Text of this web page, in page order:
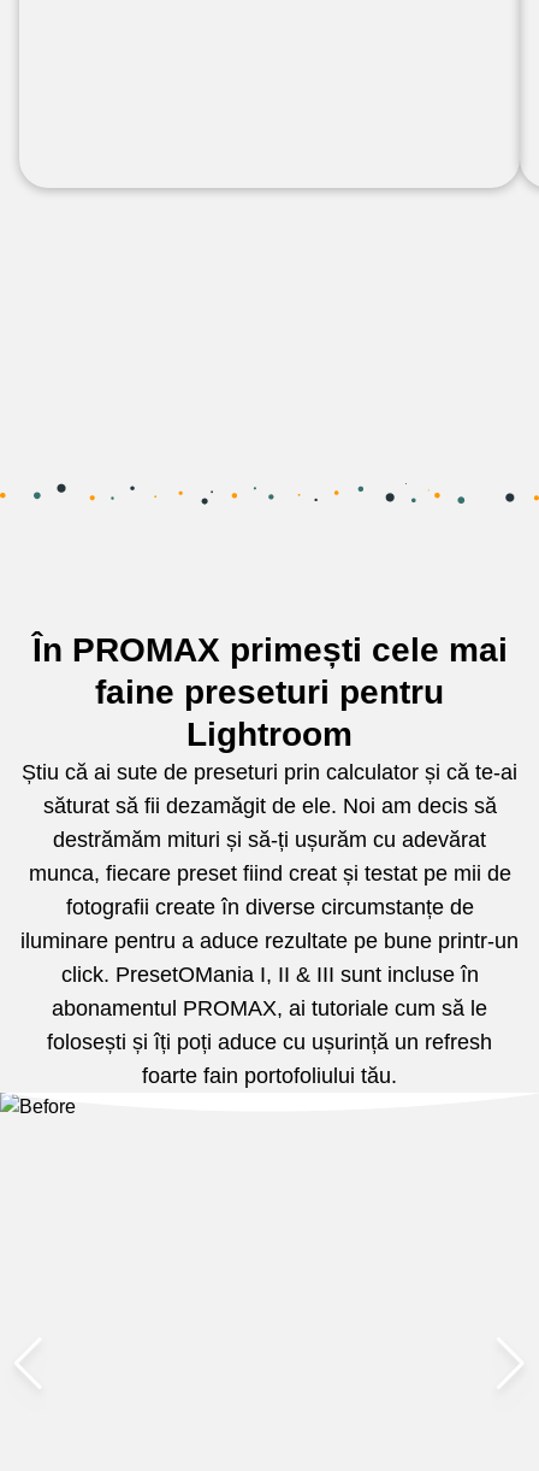
În PROMAX primești cele mai
faine preseturi pentru
Lightroom
Știu că ai sute de preseturi prin calculator și că te-ai
săturat să fii dezamăgit de ele. Noi am decis să
destrămăm mituri și să-ți ușurăm cu adevărat
munca, fiecare preset fiind creat și testat pe mii de
fotografii create în diverse circumstanțe de
iluminare pentru a aduce rezultate pe bune printr-un
click. PresetOMania I, II & III sunt incluse în
abonamentul PROMAX, ai tutoriale cum să le
folosești și îți poți aduce cu ușurință un refresh
foarte fain portofoliului tău.